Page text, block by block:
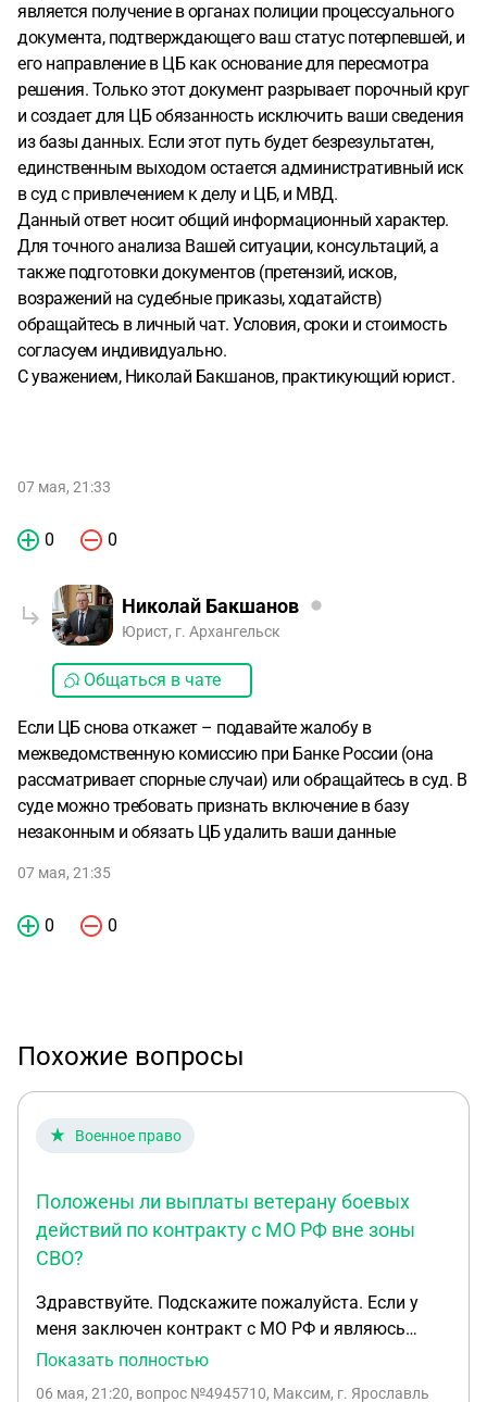
является получение в органах полиции процессуального
документа, подтверждающего ваш статус потерпевшей, и
его направление в ЦБ как основание для пересмотра
решения. Только этот документ разрывает порочный круг
и создает для ЦБ обязанность исключить ваши сведения
из базы данных. Если этот путь будет безрезультатен,
единственным выходом остается административный иск
в суд с привлечением к делу и ЦБ, и МВД.
Данный ответ носит общий информационный характер.
Для точного анализа Вашей ситуации, консультаций, а
также подготовки документов (претензий, исков,
возражений на судебные приказы, ходатайств)
обращайтесь в личный чат. Условия, сроки и стоимость
согласуем индивидуально.
С уважением, Николай Бакшанов, практикующий юрист.
07 мая, 21:33
0 0
Николай Бакшанов
Юрист, г. Архангельск
Общаться в чате
Если ЦБ снова откажет – подавайте жалобу в
межведомственную комиссию при Банке России (она
рассматривает спорные случаи) или обращайтесь в суд. В
суде можно требовать признать включение в базу
незаконным и обязать ЦБ удалить ваши данные
07 мая, 21:35
0 0
Похожие вопросы
Военное право
Положены ли выплаты ветерану боевых
действий по контракту с МО РФ вне зоны
СВО?
Здравствуйте. Подскажите пожалуйста. Если у
меня заключен контракт с МО РФ и являюсь
Ветераном Боевых действий и я сейчас не
Показать полностью
06 мая, 21:20, вопрос №4945710, Максим, г. Ярославль